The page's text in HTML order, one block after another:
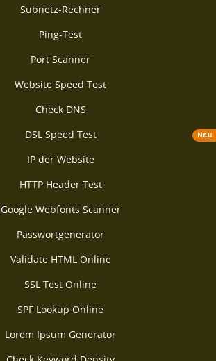
Subnetz-Rechner
Ping-Test
Port Scanner
Website Speed Test
Check DNS
DSL Speed Test
Neu
IP der Website
HTTP Header Test
Google Webfonts Scanner
Passwortgenerator
Validate HTML Online
SSL Test Online
SPF Lookup Online
Lorem Ipsum Generator